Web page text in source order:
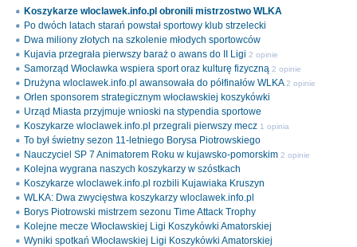
Koszykarze wloclawek.info.pl obronili mistrzostwo WLKA
Po dwóch latach starań powstał sportowy klub strzelecki
Dwa miliony złotych na szkolenie młodych sportowców
Kujavia przegrała pierwszy baraż o awans do II Ligi 2 opinie
Samorząd Włocławka wspiera sport oraz kulturę fizyczną 2 opinie
Drużyna wloclawek.info.pl awansowała do półfinałów WLKA 2 opinie
Orlen sponsorem strategicznym włocławskiej koszykówki
Urząd Miasta przyjmuje wnioski na stypendia sportowe
Koszykarze wloclawek.info.pl przegrali pierwszy mecz 1 opinia
To był świetny sezon 11-letniego Borysa Piotrowskiego
Nauczyciel SP 7 Animatorem Roku w kujawsko-pomorskim 2 opinie
Kolejna wygrana naszych koszykarzy w szóstkach
Koszykarze wloclawek.info.pl rozbili Kujawiaka Kruszyn
WLKA: Dwa zwycięstwa koszykarzy wloclawek.info.pl
Borys Piotrowski mistrzem sezonu Time Attack Trophy
Kolejne mecze Włocławskiej Ligi Koszykówki Amatorskiej
Wyniki spotkań Włocławskiej Ligi Koszykówki Amatorskiej